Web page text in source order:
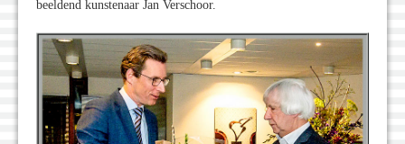
beeldend kunstenaar Jan Verschoor.